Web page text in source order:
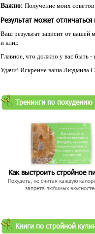
Важно: Получение моих
Результат может
Ваш результат зависит от вашей
и книг.
Главное, что должно у вас быть -
Удачи! Искренне ваша Людмила
Тренинги по похудению
Как выстроить стройное
Похудеть, не считая каждую
запрета любимых
Книги по стройной